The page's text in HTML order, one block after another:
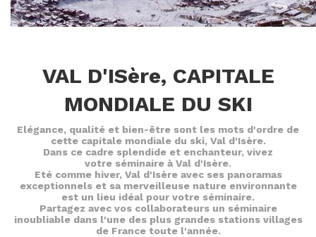
VAL D'ISère, CAPITALE
MONDIALE DU SKI
Elégance, qualité et bien-être sont les mots d'ordre de
cette capitale mondiale du ski, Val d'Isère.
Dans ce cadre splendide et enchanteur, vivez
votre séminaire à Val d'Isère.
Eté comme hiver, Val d'Isère avec ses panoramas
exceptionnels et sa merveilleuse nature environnante
est un lieu idéal pour votre séminaire.
Partagez avec vos collaborateurs un séminaire
inoubliable dans l'une des plus grandes stations villages
de France toute l'année.